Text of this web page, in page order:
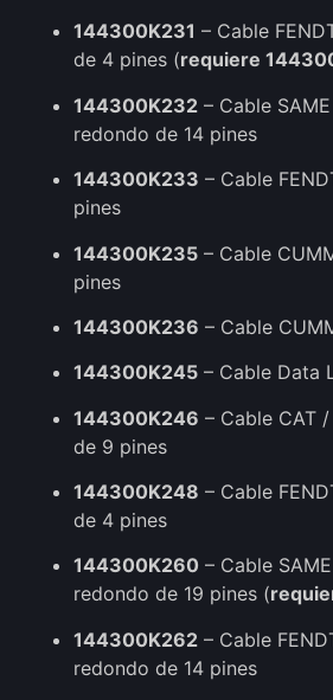
144300K231 – Cable
de 4 pines (requiere
144300K232 – Cable
redondo de 14 pines
144300K233 – Cable
pines
144300K235 – Cable
pines
144300K236 – Cable
144300K245 – Cable Data
144300K246 – Cable CAT
de 9 pines
144300K248 – Cable
de 4 pines
144300K260 – Cable
redondo de 19 pines (
144300K262 – Cable
redondo de 14 pines